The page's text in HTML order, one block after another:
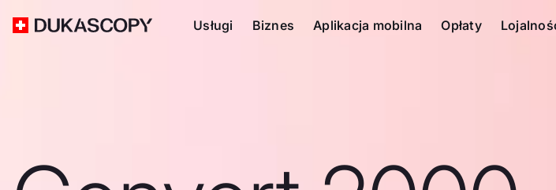
Usługi Biznes Aplikacja mobilna Opłaty